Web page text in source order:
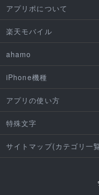
アプリポについて
楽天モバイル
ahamo
iPhone機種
アプリの使い方
特殊文字
サイトマップ(カテゴリ一